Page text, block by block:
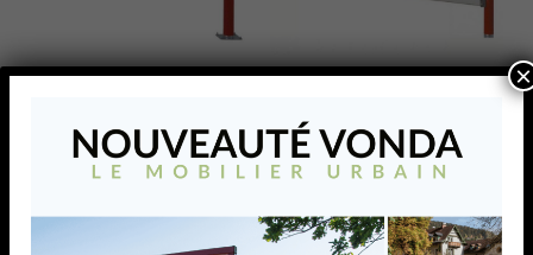
Barrière pivotante avec
câble de tension garantissant
Barrière pivotante robuste
sur poteau avec lisse de
×